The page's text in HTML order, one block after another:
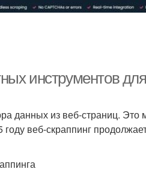
инструментов для
данных из веб-страниц.
веб-скраппинг